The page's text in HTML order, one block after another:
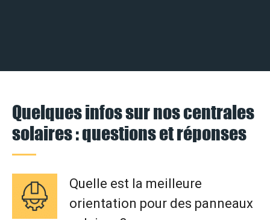
Quelques infos sur nos centrales
solaires : questions et réponses
Quelle est la meilleure
orientation pour des panneaux